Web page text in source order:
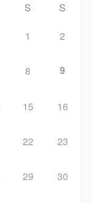
S S
1 2
8 9
15 16
22 23
29 30